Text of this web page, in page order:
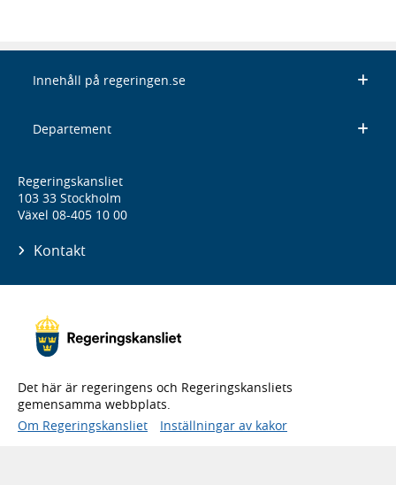
Innehåll på regeringen.se
Departement
Regeringskansliet
103 33 Stockholm
Växel 08-405 10 00
Kontakt
Det här är regeringens och Regeringskansliets
gemensamma webbplats.
Om Regeringskansliet
Inställningar av kakor